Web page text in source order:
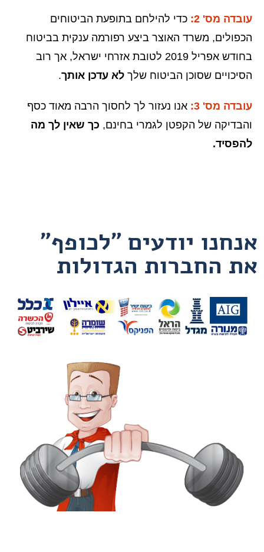
עובדה מס' 2:
כדי להילחם בתופעת הביטוחים
הכפולים, משרד האוצר ביצע רפורמה ענקית בביטוח
בחודש אפריל 2019 לטובת אזרחי ישראל, אך רוב
הסיכויים שסוכן הביטוח שלך לא עדכן אותך.
עובדה מס' 3:
אנו נעזור לך לחסוך הרבה מאוד כסף
והבדיקה של הקפטן לגמרי בחינם, כך שאין לך מה
להפסיד.
אנחנו יודעים "לכופף"
את החברות הגדולות